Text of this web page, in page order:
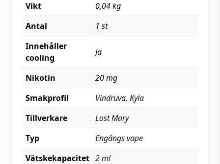
Vikt
0,04 kg
Antal
1 st
Innehåller
cooling
Ja
Nikotin
20 mg
Smakprofil
Vindruva, Kyla
Tillverkare
Lost Mary
Typ
Engångs vape
Vätskekapacitet 2 ml